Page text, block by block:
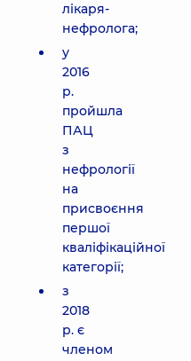
лікаря-
нефролога;
у
2016
р.
пройшла
ПАЦ
з
нефрології
на
присвоєння
першої
кваліфікаційної
категорії;
з
2018
р. є
членом